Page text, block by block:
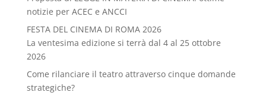
notizie per ACEC e ANCCI
FESTA DEL CINEMA DI ROMA 2026
La ventesima edizione si terrà dal 4 al 25 ottobre
2026
Come rilanciare il teatro attraverso cinque domande
strategiche?